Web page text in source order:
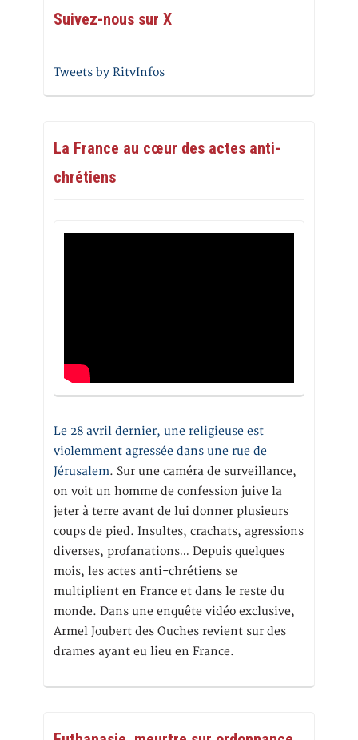
Suivez-nous sur X
Tweets by RitvInfos
La France au cœur des actes anti-
chrétiens
Le 28 avril dernier, une religieuse est
violemment agressée dans une rue de
Jérusalem. Sur une caméra de surveillance,
on voit un homme de confession juive la
jeter à terre avant de lui donner plusieurs
coups de pied. Insultes, crachats, agressions
diverses, profanations… Depuis quelques
mois, les actes anti-chrétiens se
multiplient en France et dans le reste du
monde. Dans une enquête vidéo exclusive,
Armel Joubert des Ouches revient sur des
drames ayant eu lieu en France.